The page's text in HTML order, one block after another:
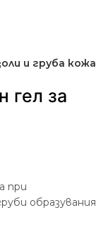
и груба кожа
гел за
при
образувания